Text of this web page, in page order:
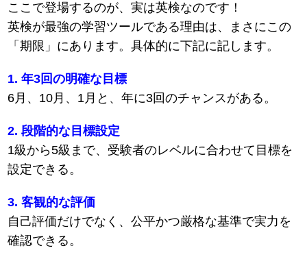
ここで登場するのが、実は英検なのです！
英検が最強の学習ツールである理由は、まさにこの
「期限」にあります。具体的に下記に記します。
1. 年3回の明確な目標
6月、10月、1月と、年に3回のチャンスがある。
2. 段階的な目標設定
1級から5級まで、受験者のレベルに合わせて目標を
設定できる。
3. 客観的な評価
自己評価だけでなく、公平かつ厳格な基準で実力を
確認できる。